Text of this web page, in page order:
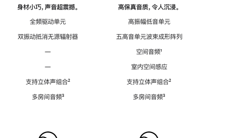
身材小巧，声音超震撼。
全频驱动单元
双振动抵消无源辐射器
—
—
支持立体声组合脚
²
多房间音频脚
³
高保真音质，令人沉浸。
高振幅低音单元
五高音单元波束成形阵列
空间音频脚
¹
室内空间感应
支持立体声组合脚
²
多房间音频脚
³